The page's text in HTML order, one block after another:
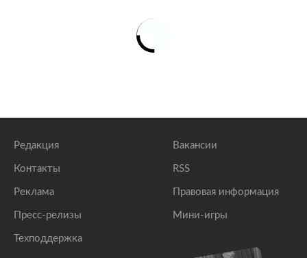
Редакция
Контакты
Реклама
Пресс-релизы
Техподдержка
Вакансии
RSS
Правовая информация
Мини-игры